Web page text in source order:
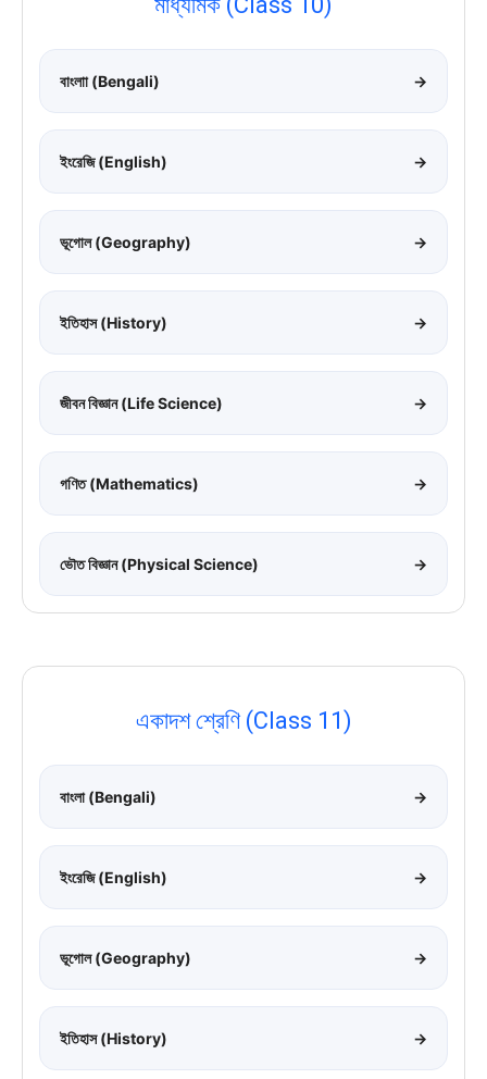
বাংলাা (Bengali) →
ইংরেজি (English) →
ভূগোল (Geography) →
ইতিহাস (History) →
জীবন বিজ্ঞান (Life Science) →
গণিত (Mathematics) →
ভৌত বিজ্ঞান (Physical Science) →
একাদশ শ্রেণি (Class 11)
বাংলা (Bengali) →
ইংরেজি (English) →
ভূগোল (Geography) →
ইতিহাস (History) →